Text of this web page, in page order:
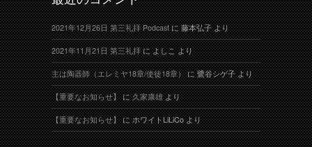
2021年12月26日 第三礼拝 Podcastに藤本弘子より
2021年11月21日 第三礼拝によしこより
主は陶器師（エレミヤ18章/使徒18章）に鷺谷シゲ子より
【重要なお知らせ】に久家康雄より
【重要なお知らせ】にホワイトLiLiCoより